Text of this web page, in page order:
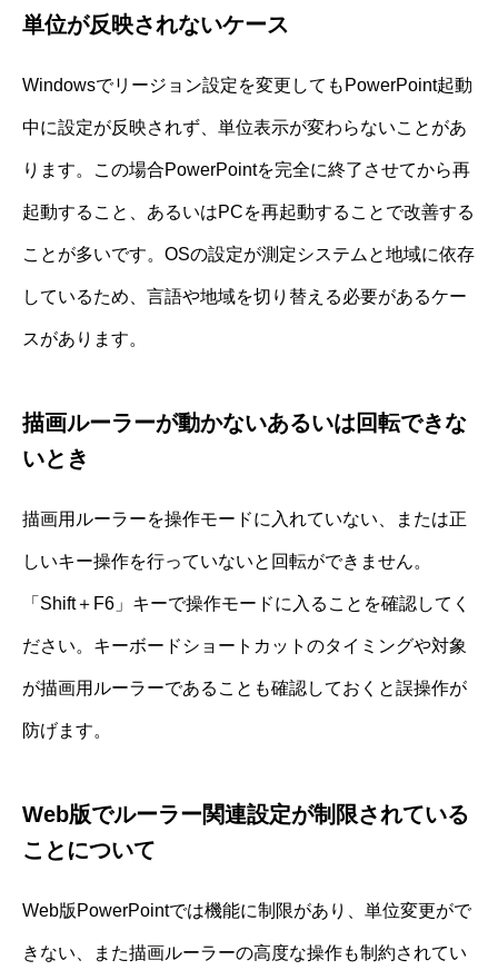
単位が反映されないケース
Windowsでリージョン設定を変更してもPowerPoint起動
中に設定が反映されず、単位表示が変わらないことがあ
ります。この場合PowerPointを完全に終了させてから再
起動すること、あるいはPCを再起動することで改善する
ことが多いです。OSの設定が測定システムと地域に依存
しているため、言語や地域を切り替える必要があるケー
スがあります。
描画ルーラーが動かないあるいは回転できな
いとき
描画用ルーラーを操作モードに入れていない、または正
しいキー操作を行っていないと回転ができません。
「Shift＋F6」キーで操作モードに入ることを確認してく
ださい。キーボードショートカットのタイミングや対象
が描画用ルーラーであることも確認しておくと誤操作が
防げます。
Web版でルーラー関連設定が制限されている
ことについて
Web版PowerPointでは機能に制限があり、単位変更がで
きない、また描画ルーラーの高度な操作も制約されてい